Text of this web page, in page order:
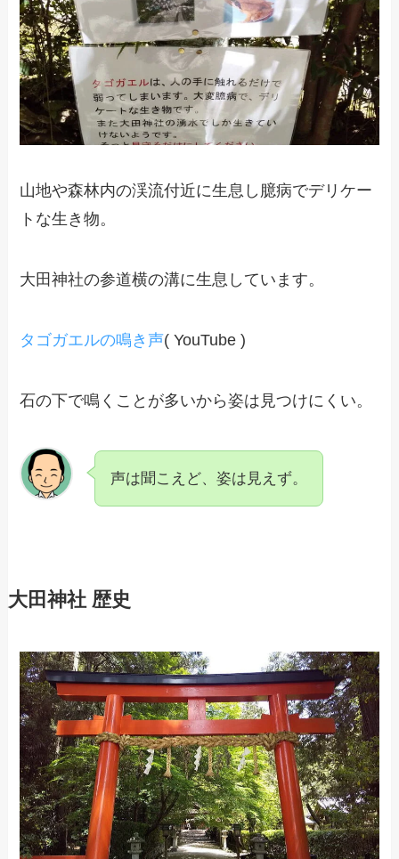
山地や森林内の渓流付近に生息し臆病でデリケー
トな生き物。
大田神社の参道横の溝に生息しています。
タゴガエルの鳴き声( YouTube )
石の下で鳴くことが多いから姿は見つけにくい。
声は聞こえど、姿は見えず。
大田神社 歴史